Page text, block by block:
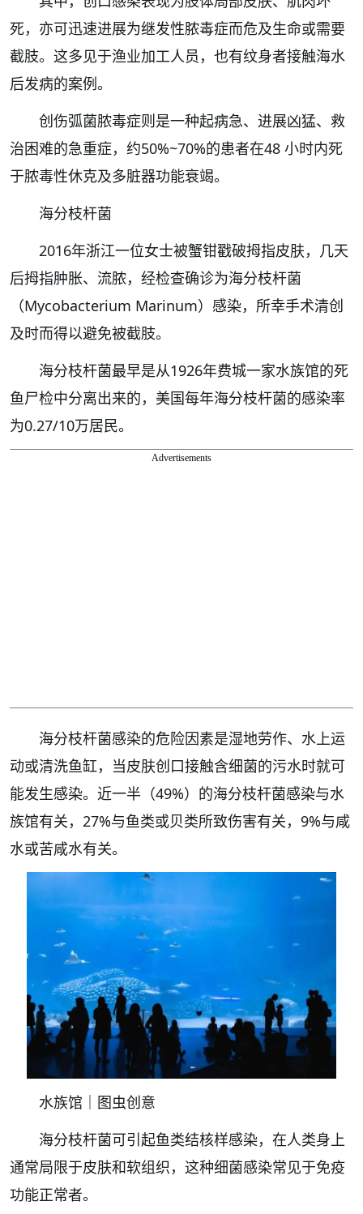
死，亦可迅速进展为继发性脓毒症而危及生命或需要
截肢。这多见于渔业加工人员，也有纹身者接触海水
后发病的案例。
创伤弧菌脓毒症则是一种起病急、进展凶猛、救
治困难的急重症，约50%~70%的患者在48 小时内死
于脓毒性休克及多脏器功能衰竭。
海分枝杆菌
2016年浙江一位女士被蟹钳戳破拇指皮肤，几天
后拇指肿胀、流脓，经检查确诊为海分枝杆菌
（Mycobacterium Marinum）感染，所幸手术清创
及时而得以避免被截肢。
海分枝杆菌最早是从1926年费城一家水族馆的死
鱼尸检中分离出来的，美国每年海分枝杆菌的感染率
为0.27/10万居民。
Advertisements
海分枝杆菌感染的危险因素是湿地劳作、水上运
动或清洗鱼缸，当皮肤创口接触含细菌的污水时就可
能发生感染。近一半（49%）的海分枝杆菌感染与水
族馆有关，27%与鱼类或贝类所致伤害有关，9%与咸
水或苦咸水有关。
水族馆｜图虫创意
海分枝杆菌可引起鱼类结核样感染，在人类身上
通常局限于皮肤和软组织，这种细菌感染常见于免疫
功能正常者。